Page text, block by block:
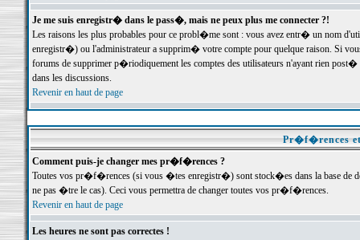
Je me suis enregistr� dans le pass�, mais ne peux plus me connecter ?!
Les raisons les plus probables pour ce probl�me sont : vous avez entr� un nom
enregistr�) ou l'administrateur a supprim� votre compte pour quelque raison. Si
forums de supprimer p�riodiquement les comptes des utilisateurs n'ayant rien
dans les discussions.
Revenir en haut de page
Pr�f�rences
Comment puis-je changer mes pr�f�rences ?
Toutes vos pr�f�rences (si vous �tes enregistr�) sont stock�es dans la base de
ne pas �tre le cas). Ceci vous permettra de changer toutes vos pr�f�rences.
Revenir en haut de page
Les heures ne sont pas correctes !